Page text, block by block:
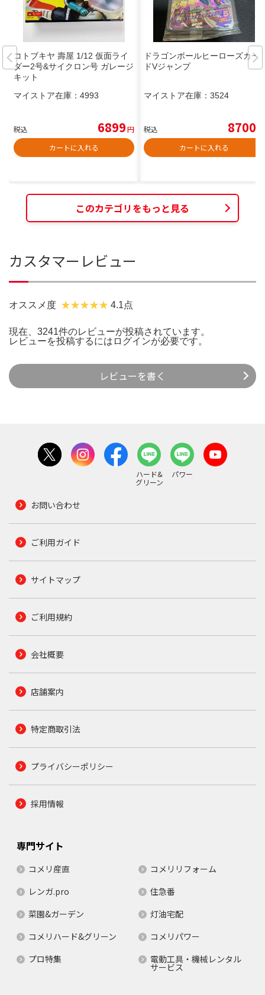
コトブキヤ 壽屋 1/12 仮面ライ
ダー2号&サイクロン号 ガレージ
キット
マイストア在庫： 4993
税込 6899円
カートに入れる
ドラゴンボールヒーローズカー
ドVジャンプ
マイストア在庫： 3524
税込 8700
カートに入れる
このカテゴリをもっと見る
カスタマーレビュー
オススメ度 4.1点
現在、3241件のレビューが投稿されています。
レビューを投稿するには ログインが必要です。
レビューを書く
ハード&
グリーン
パワー
お問い合わせ
ご利用ガイド
サイトマップ
ご利用規約
会社概要
店舗案内
特定商取引法
プライバシーポリシー
採用情報
専門サイト
コメリ産直
コメリリフォーム
レンガ.pro
住急番
菜園&ガーデン
灯油宅配
コメリハード&グリーン
コメリパワー
プロ特集
電動工具・機械レンタル
サービス